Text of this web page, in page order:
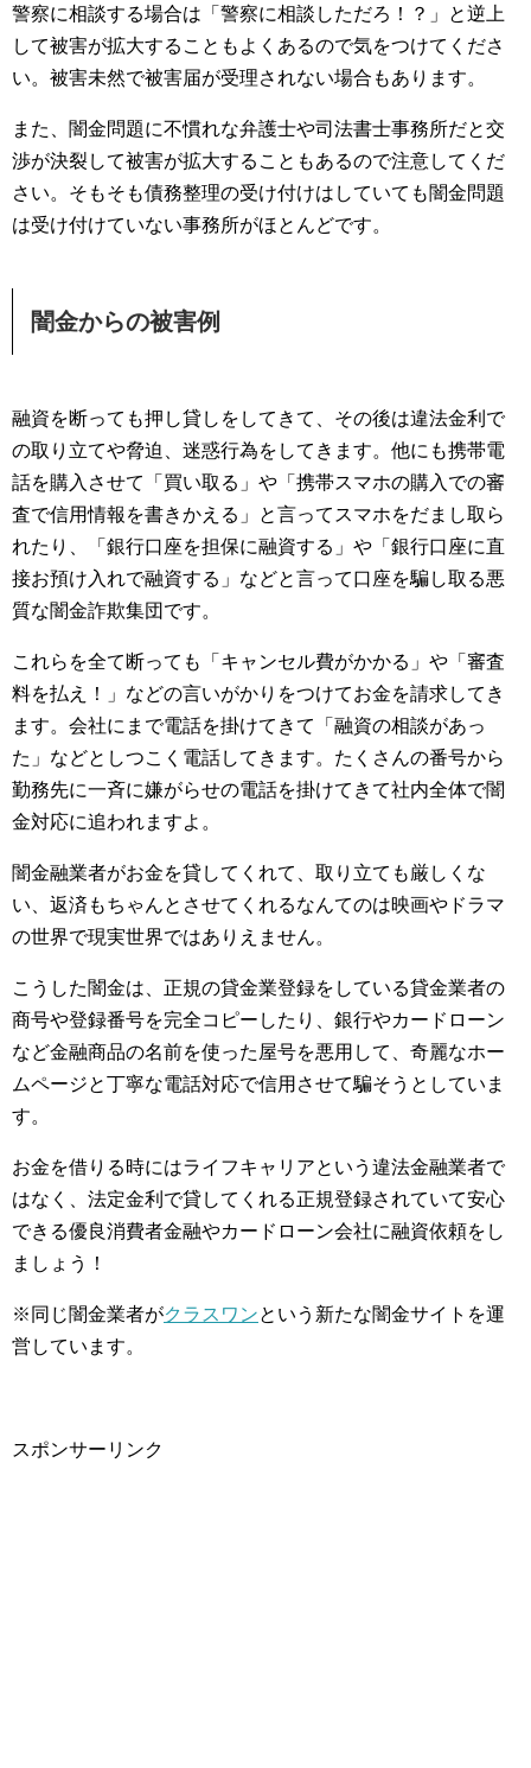
警察に相談する場合は「警察に相談しただろ！？」と逆上
して被害が拡大することもよくあるので気をつけてくださ
い。被害未然で被害届が受理されない場合もあります。
また、闇金問題に不慣れな弁護士や司法書士事務所だと交
渉が決裂して被害が拡大することもあるので注意してくだ
さい。そもそも債務整理の受け付けはしていても闇金問題
は受け付けていない事務所がほとんどです。
闇金からの被害例
融資を断っても押し貸しをしてきて、その後は違法金利で
の取り立てや脅迫、迷惑行為をしてきます。他にも携帯電
話を購入させて「買い取る」や「携帯スマホの購入での審
査で信用情報を書きかえる」と言ってスマホをだまし取ら
れたり、「銀行口座を担保に融資する」や「銀行口座に直
接お預け入れで融資する」などと言って口座を騙し取る悪
質な闇金詐欺集団です。
これらを全て断っても「キャンセル費がかかる」や「審査
料を払え！」などの言いがかりをつけてお金を請求してき
ます。会社にまで電話を掛けてきて「融資の相談があっ
た」などとしつこく電話してきます。たくさんの番号から
勤務先に一斉に嫌がらせの電話を掛けてきて社内全体で闇
金対応に追われますよ。
闇金融業者がお金を貸してくれて、取り立ても厳しくな
い、返済もちゃんとさせてくれるなんてのは映画やドラマ
の世界で現実世界ではありえません。
こうした闇金は、正規の貸金業登録をしている貸金業者の
商号や登録番号を完全コピーしたり、銀行やカードローン
など金融商品の名前を使った屋号を悪用して、奇麗なホー
ムページと丁寧な電話対応で信用させて騙そうとしていま
す。
お金を借りる時にはライフキャリアという違法金融業者で
はなく、法定金利で貸してくれる正規登録されていて安心
できる優良消費者金融やカードローン会社に融資依頼をし
ましょう！
※同じ闇金業者がクラスワンという新たな闇金サイトを運
営しています。
スポンサーリンク